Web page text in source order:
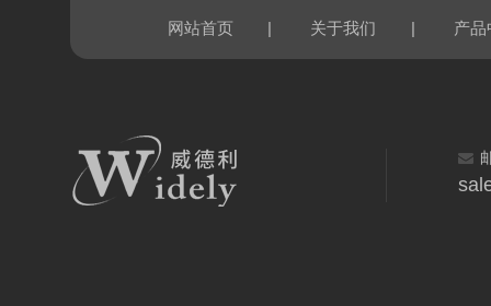
网站首页 | 关于我们 | 产品